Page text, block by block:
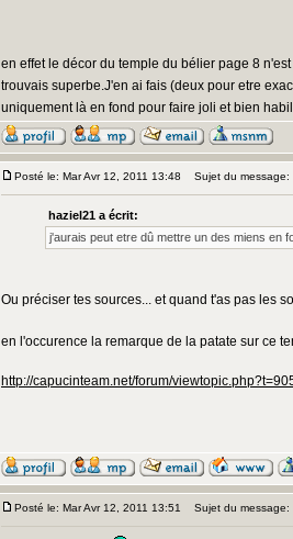
en effet le décor du temple du bélier page 8
trouvais superbe.J'en ai fais (deux pour etre
uniquement là en fond pour faire joli et bien
Posté le: Mar Avr 12, 2011 13:48 Sujet du message:
haziel21 a écrit:
j'aurais peut etre dû mettre un des miens en
Ou préciser tes sources... et quand t'as pas les
en l'occurence la remarque de la patate sur ce
http://capucinteam.net/forum/
Posté le: Mar Avr 12, 2011 13:51 Sujet du message: